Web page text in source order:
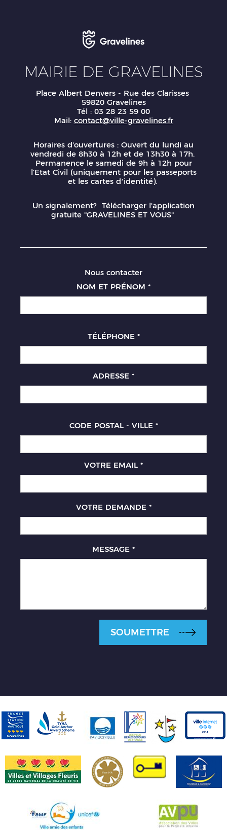
MAIRIE DE GRAVELINES
Place Albert Denvers - Rue des Clarisses
59820 Gravelines
Tél : 03 28 23 59 00
Mail: contact@ville-gravelines.fr
Horaires d'ouvertures : Ouvert du lundi au
vendredi de 8h30 à 12h et de 13h30 à 17h.
Permanence le samedi de 9h à 12h pour
l'Etat Civil (uniquement pour les passeports
et les cartes d’identité).
Un signalement? Télécharger l'application
gratuite "GRAVELINES ET VOUS"
Nous contacter
NOM ET PRÉNOM *
TÉLÉPHONE *
ADRESSE *
CODE POSTAL - VILLE *
VOTRE EMAIL *
VOTRE DEMANDE *
MESSAGE *
SOUMETTRE